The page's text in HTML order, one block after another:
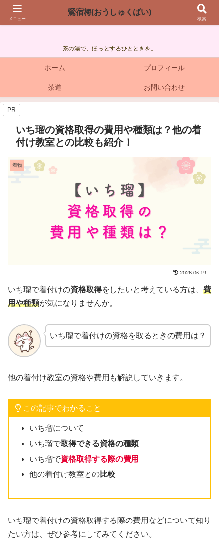
鶯宿梅(おうしゅくばい)
茶の湯で、ほっとするひとときを。
ホーム プロフィール
茶道 お問い合わせ
PR
いち瑠の資格取得の費用や種類は？他の着
付け教室との比較も紹介！
着物
2026.06.19
いち瑠で着付けの資格取得をしたいと考えている方は、 費
用や種類が気になりませんか。
いち瑠で着付けの資格を取るときの費用は？
他の着付け教室の資格や費用も解説していきます。
この記事でわかること
いち瑠について
いち瑠で取得できる資格の種類
いち瑠で資格取得する際の費用
他の着付け教室との比較
いち瑠で着付けの資格取得する際の費用などについて知り
たい方は、ぜひ参考にしてみてください。
メニュー
鶯宿梅(おうしゅくばい)
検索